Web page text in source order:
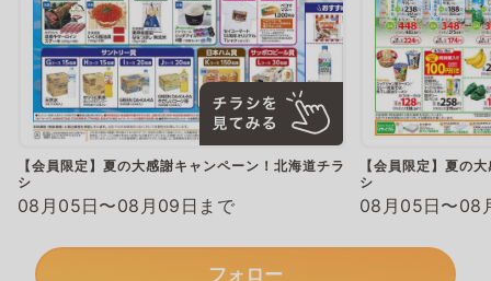
【会員限定】夏の大感謝キャンペーン！北海道チラ
シ
08月05日〜08月09日まで
【会員限定】夏の
シ
08月05日〜08
フォロー